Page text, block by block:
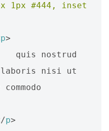
1px #444, inset
p>
laboris nisi ut
p>